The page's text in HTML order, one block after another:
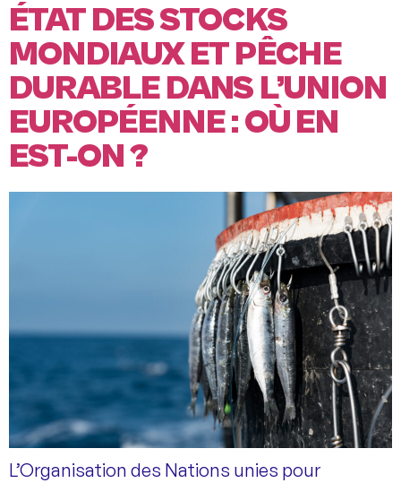
ÉTAT DES STOCKS
MONDIAUX ET PÊCHE
DURABLE DANS L’UNION
EUROPÉENNE : OÙ EN
EST-ON ?
L’Organisation des Nations unies pour